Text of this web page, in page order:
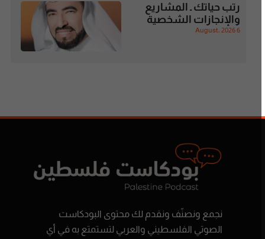
رتب حياتك ـ المشاريع
والإنجازات الشخصية
6 August، 2026
نجمع ونصنّف ونقدم لك محتوى البودكاست
الصوتي الفلسطيني والعربي لتستمتع به في أي